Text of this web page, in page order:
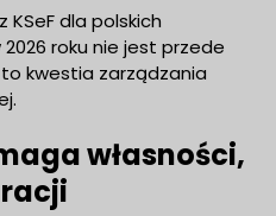
dla polskich
roku nie jest przede
kwestia zarządzania
własności,